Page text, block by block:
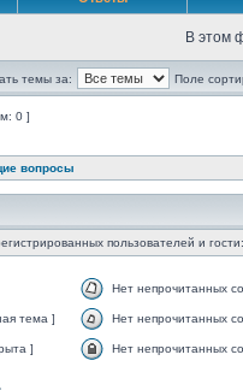
В этом
темы за: Поле
0 ]
вопросы
пользователей и
Нет непрочитанных
тема ] Нет непрочитанных
] Нет непрочитанных